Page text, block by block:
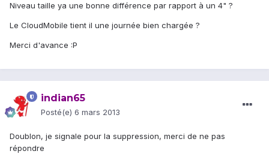
Niveau taille ya une bonne différence par rapport à un 4" ?
Le CloudMobile tient il une journée bien chargée ?
Merci d'avance :P
indian65
Posté(e) 6 mars 2013
Doublon, je signale pour la suppression, merci de ne pas
répondre